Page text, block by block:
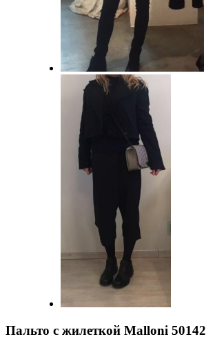
Пальто с жилеткой Malloni 50142